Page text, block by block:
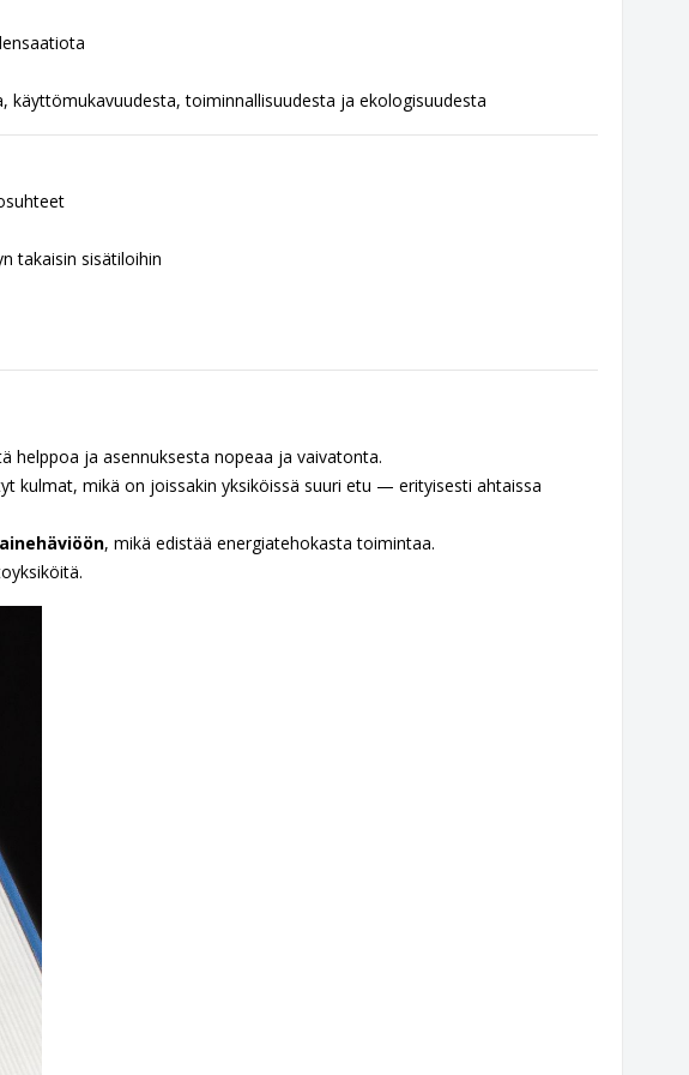
käyttömukavuudesta, toiminnallisuudesta ja ekologisuudesta
takaisin sisätiloihin
helppoa ja asennuksesta nopeaa ja vaivatonta.
kulmat, mikä on joissakin yksiköissä suuri etu — erityisesti ahtaissa
, mikä edistää energiatehokasta toimintaa.